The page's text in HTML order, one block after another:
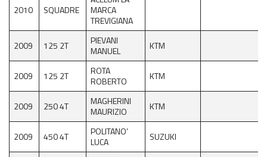
2010 SQUADRE
MARCA
TREVIGIANA
2009
125 2T
PIEVANI
MANUEL
KTM
2009 125 2T
ROTA
ROBERTO
KTM
2009 250 4T
MAGHERINI
MAURIZIO
KTM
2009 450 4T
POLITANO’
LUCA
SUZUKI